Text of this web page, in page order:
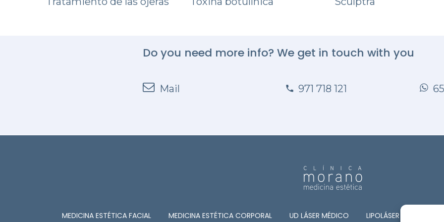
Do you need more info? We get in touch with you
Mail 971 718 121
MEDICINA ESTÉTICA FACIAL MEDICINA ESTÉTICA CORPORAL UD LÁSER MÉDICO LIPOLÁSER